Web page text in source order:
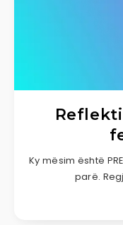
Ky mësim është
parë.